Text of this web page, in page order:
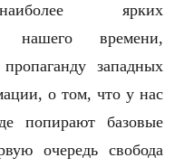
ярких
нашего времени,
западных
о том, что у нас
попирают базовые
очередь свобода